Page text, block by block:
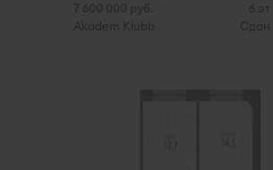
6 эт
Akadem Klubb
Сдан